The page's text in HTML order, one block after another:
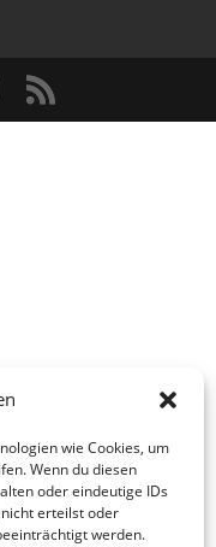
wie Cookies, um
Wenn du diesen
oder eindeutige IDs
erteilst oder
werden.